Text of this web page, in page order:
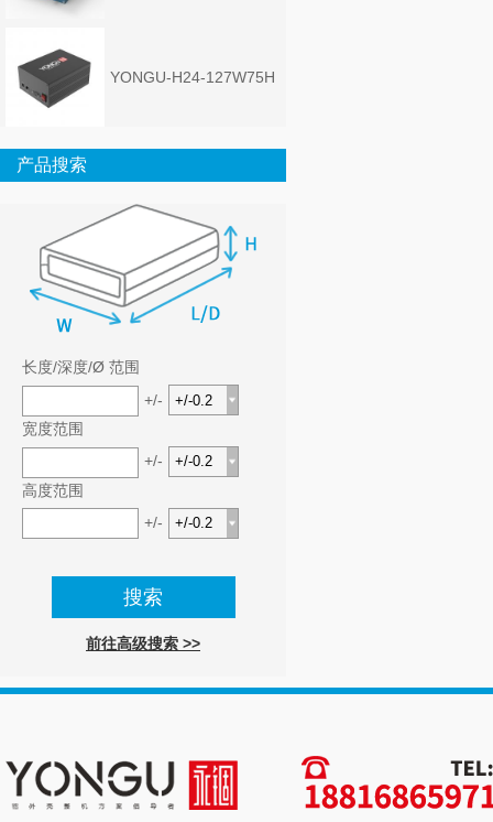
YONGU-H24-127W75H
产品搜索
长度/深度/Ø 范围
+/-
宽度范围
+/-
高度范围
+/-
前往高级搜索 >>